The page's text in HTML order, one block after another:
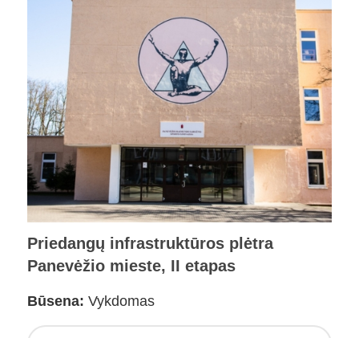
Priedangų infrastruktūros plėtra
Panevėžio mieste, II etapas
Būsena: Vykdomas